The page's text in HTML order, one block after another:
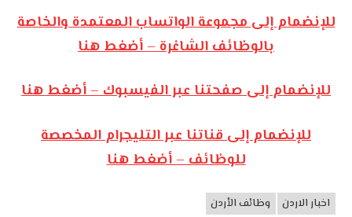
للإنضمام إلى مجموعة الواتساب المعتمدة والخاصة
بالوظائف الشاغرة – أضغط هنا
للإنضمام إلى صفحتنا عبر الفيسبوك – أضغط هنا
للإنضمام إلى قناتنا عبر التليجرام المخصصة
للوظائف – أضغط هنا
وظائف
اخبار الاردن وظائف الأردن